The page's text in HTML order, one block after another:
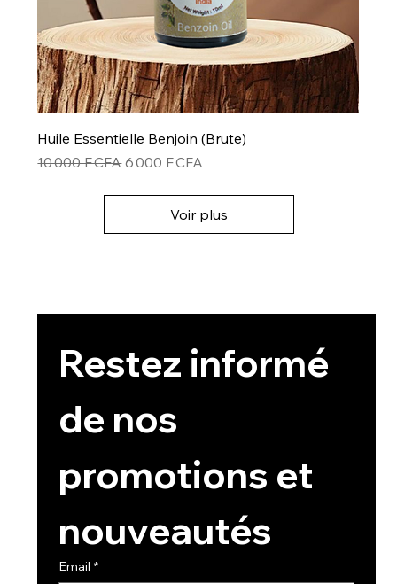
Huile Essentielle Benjoin (Brute)
Prix original
10 000 F CFAPrix promotionnel
6 000 F CFA
Voir plus
Restez informé
de nos
promotions et
nouveautés
Email *